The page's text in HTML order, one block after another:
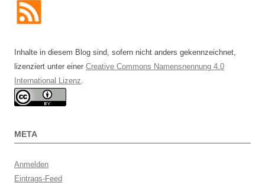
Inhalte in diesem Blog sind, sofern nicht anders gekennzeichnet,
lizenziert unter einer Creative Commons Namensnennung 4.0
International Lizenz
META
Anmelden
Eintrags-Feed